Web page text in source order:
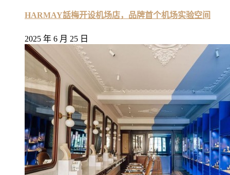
HARMAY話梅开设机场店，品牌首个机场实验空间
2025 年 6 月 25 日